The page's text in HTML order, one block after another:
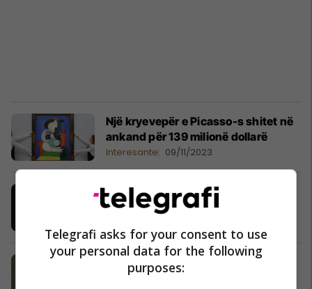
Një kryevepër e Picasso-s shitet në
ankand për 139 milionë dollarë
Interesante 09/11/2023
Periudhat e krijimtarisë së Picassos
Piktura 26/10/2023
Kryevepra që u bë model imitimi
Piktura 24/10/2023
Telegrafi asks for your consent to use
your personal data for the following
purposes: